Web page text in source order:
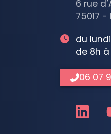
6 rue
75017 -
du
de 8h à
06 07